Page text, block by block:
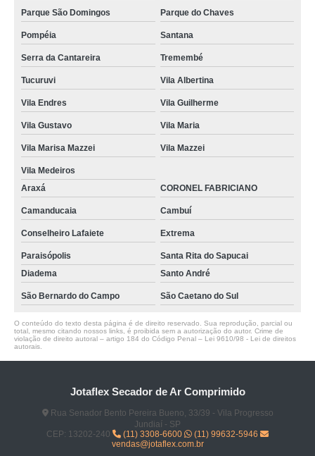
Parque São Domingos Parque do Chaves
Pompéia Santana
Serra da Cantareira Tremembé
Tucuruvi Vila Albertina
Vila Endres Vila Guilherme
Vila Gustavo Vila Maria
Vila Marisa Mazzei Vila Mazzei
Vila Medeiros
Araxá
CORONEL FABRICIANO
Camanducaia Cambuí
Conselheiro Lafaiete Extrema
Paraisópolis
Santa Rita do Sapucai
Diadema
Santo André
São Bernardo do Campo São Caetano do Sul
O conteúdo do texto desta página é de direito reservado. Sua reprodução, parcial ou
total, mesmo citando nossos links, é proibida sem a autorização do autor. Crime de
violação de direito autoral – artigo 184 do Código Penal – Lei 9610/98 - Lei de direitos
autorais
Jotaflex Secador de Ar Comprimido
Rua Senador Bento Pereira Bueno, 33/39 - Vila Progresso
Jundiaí - SP
CEP: 13202-240
(11) 3308-6600
(11) 99632-5946
vendas@jotaflex.com.br